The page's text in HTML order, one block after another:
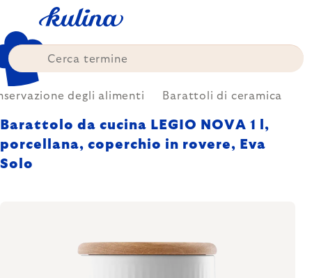
content
degli alimenti Barattoli di ceramica
Barattolo da cucina LEGIO NOVA 1 l,
porcellana, coperchio in rovere, Eva
Solo